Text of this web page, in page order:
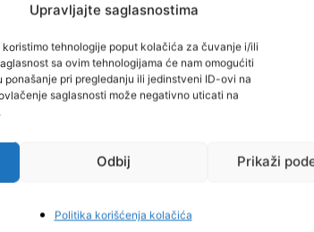
Upravljajte saglasnostima
tehnologije poput kolačića za čuvanje i/ili
sa ovim tehnologijama će nam omogućiti
ponašanje pri pregledanju ili jedinstveni ID-ovi na
saglasnosti može negativno uticati na
Odbij Prikaži
Politika korišćenja kolačića
ćemo imati problem s nedostatkom
bolje uslove za radnike u Srpskoj, da ne
pravednog poslovanja i kod nas i da bi
ništa nismo uspjeli do tih ideja”,
odliv radne snage, te dodaje da
nude bolje uslove za rad.